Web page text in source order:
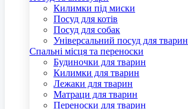
Килимки під миски
Посуд для котів
Посуд для собак
Універсальний посуд для тварин
Спальні місця та переноски
Будиночки для тварин
Килимки для тварин
Лежаки для тварин
Матраци для тварин
Переноски для тварин